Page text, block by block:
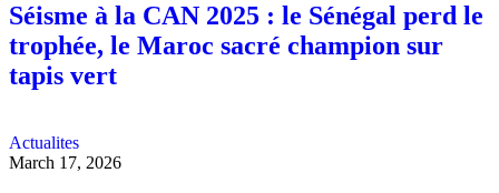
Séisme à la CAN 2025 : le Sénégal perd le
trophée, le Maroc sacré champion sur
tapis vert
Actualites
March 17, 2026